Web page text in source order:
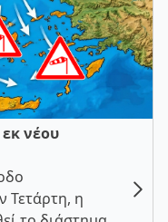
νέου
Τετάρτη, η